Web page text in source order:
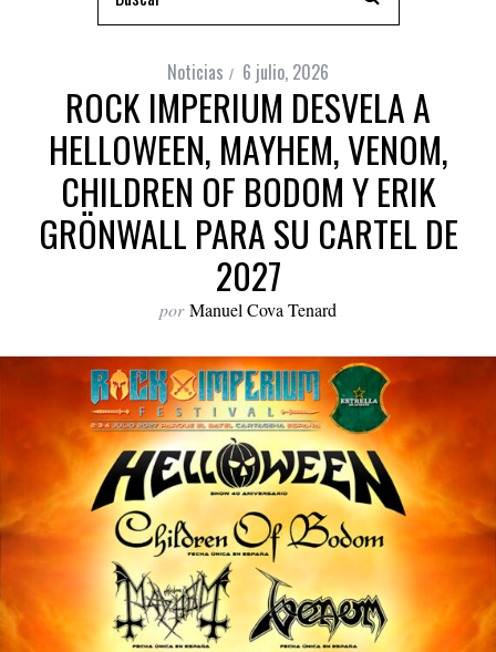
Noticias 6 julio, 2026
ROCK IMPERIUM DESVELA A
HELLOWEEN, MAYHEM, VENOM,
CHILDREN OF BODOM Y ERIK
GRÖNWALL PARA SU CARTEL DE
2027
por Manuel Cova Tenard